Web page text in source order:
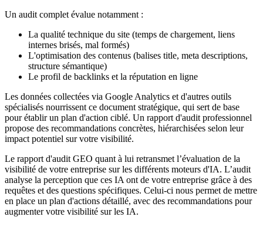
Un audit complet évalue notamment :
La qualité technique du site (temps de chargement, liens
internes brisés, mal formés)
L'optimisation des contenus (balises title, meta descriptions,
structure sémantique)
Le profil de backlinks et la réputation en ligne
Les données collectées via Google Analytics et d'autres outils
spécialisés nourrissent ce document stratégique, qui sert de base
pour établir un plan d'action ciblé. Un rapport d'audit professionnel
propose des recommandations concrètes, hiérarchisées selon leur
impact potentiel sur votre visibilité.
Le rapport d'audit GEO quant à lui retransmet l’évaluation de la
visibilité de votre entreprise sur les différents moteurs d'IA. L’audit
analyse la perception que ces IA ont de votre entreprise grâce à des
requêtes et des questions spécifiques. Celui-ci nous permet de mettre
en place un plan d'actions détaillé, avec des recommandations pour
augmenter votre visibilité sur les IA.